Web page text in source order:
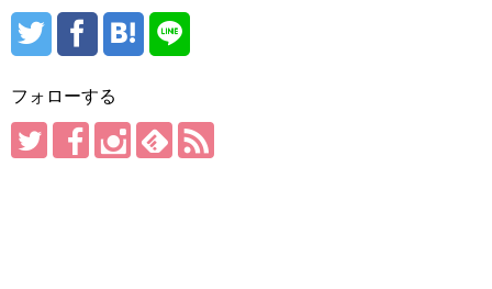
フォローする